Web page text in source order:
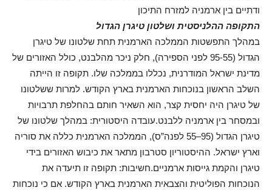
ודתיים בין ארמניה למזרח התיכון
התקופה ההלניסטית ושלטון טיגרן הגדול
במהלך התפשטות הממלכה הארמנית תחת שלטונו של טיגרן
הגדול (95-55 לפני הספירה), חלק ניכר מהלבנט, כולל האזורים של
מדינת ישראל המודרנית, נכללו בממלכה שלו. תקופה זו הייתה
השלב הראשון בנוכחות הארמנית בארץ הקודש. למרות ששלטונו
של טיגרן היה יחסית קצר, הוא השאיר חותם בהחלפת תרבויות
ובמסחר בין ארמניה ללבנט.עובדה היסטורית: במהלך שלטונו של
טיגרן הגדול (95–55 לפנה”ס), הממלכה הארמנית כללה את סוריה
וארץ ישראל. ההיסטוריון סטרבון מתאר את כיבוש האזורים בידי
טיגרן והקמת גייסות ארמניים.חשיבות: תקופה זו תיעדה את
הנוכחות הפוליטית והצבאית הארמנית בארץ הקודש. אם כי נוכחות